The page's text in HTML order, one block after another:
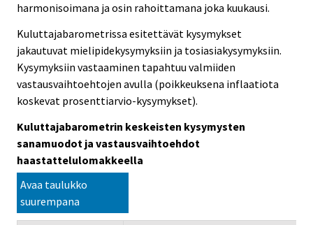
harmonisoimana ja osin rahoittamana joka kuukausi.
Kuluttajabarometrissa esitettävät kysymykset
jakautuvat mielipidekysymyksiin ja tosiasiakysymyksiin.
Kysymyksiin vastaaminen tapahtuu valmiiden
vastausvaihtoehtojen avulla (poikkeuksena inflaatiota
koskevat prosenttiarvio-kysymykset).
Kuluttajabarometrin keskeisten kysymysten
sanamuodot ja vastausvaihtoehdot
haastattelulomakkeella
Avaa taulukko
suurempana